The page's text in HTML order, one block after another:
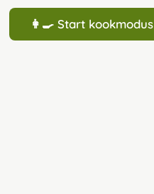
👩‍🍳 Start kookmodus